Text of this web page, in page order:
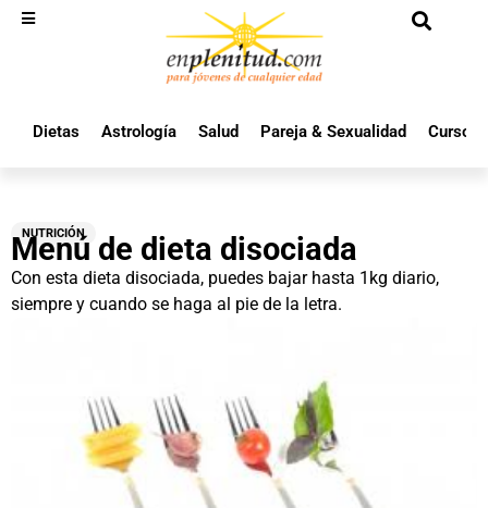
Dietas Astrología Salud Pareja & Sexualidad Cursos
NUTRICIÓN
Menú de dieta disociada
Con esta dieta disociada, puedes bajar hasta 1kg diario,
siempre y cuando se haga al pie de la letra.